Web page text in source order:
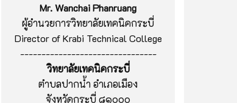
Mr. Wanchai Phanruang
ผู้อำนวยการวิทยาลัยเทคนิคกระบี่
Director of Krabi Technical College
--------------------------------
วิทยาลัยเทคนิคกระบี่
ตำบลปากน้ำ อำเภอเมือง
จังหวัดกระบี่ ๘๑๐๐๐